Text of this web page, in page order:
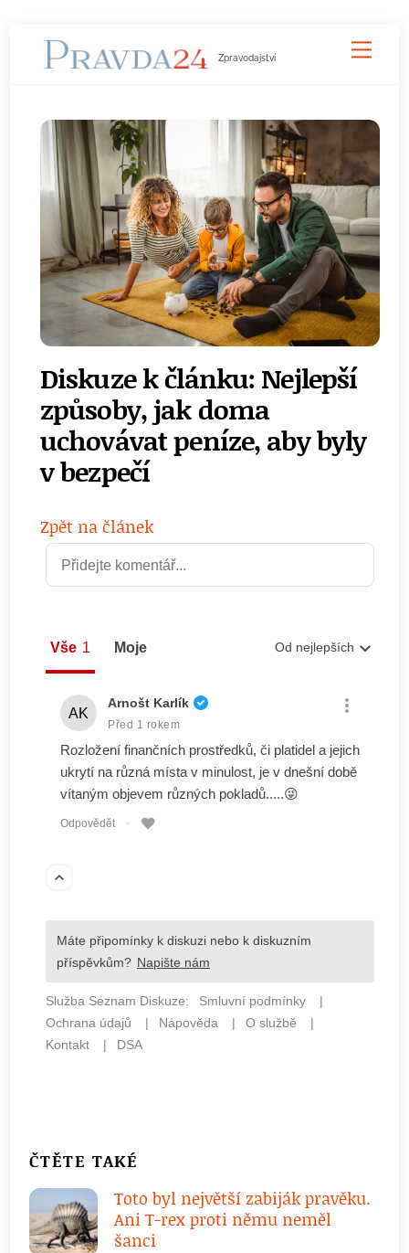
Zpravodajství
Diskuze k článku: Nejlepší
způsoby, jak doma
uchovávat peníze, aby byly
v bezpečí
Zpět na článek
ČTĚTE TAKÉ
Toto byl největší zabiják pravěku.
Ani T-rex proti němu neměl
šanci